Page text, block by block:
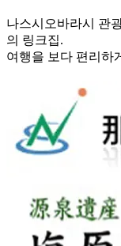
나스시오바라시 관
의 링크집.
여행을 보다 편리하